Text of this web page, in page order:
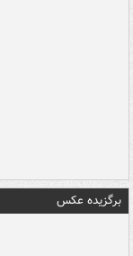
برگزیده عکس